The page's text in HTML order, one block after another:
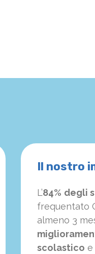
Il nostro
L’84% degli
frequentato
almeno 3
scolastico e